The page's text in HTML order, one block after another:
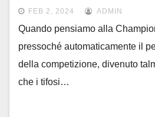
FEB 2, 2024 ADMIN
Quando pensiamo alla
pressoché automaticamente il
della competizione, divenuto
che i tifosi…